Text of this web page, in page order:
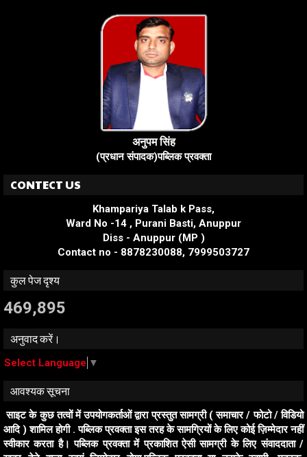
अनुपम सिंह
(प्रधान संपादक)पब्लिक प्रवक्ता
CONTECT US
Khampariya Talab k Pass,
Ward No -14 , Purani Basti, Anuppur
Diss - Anuppur (MP )
Contact no - 8878230088, 7999503727
कुल पेज दृश्य
469,895
अनुवाद करें।
Select Language ▼
आवश्यक सूचना
साइट के कुछ तत्वों में उपयोगकर्ताओं द्वारा प्रस्तुत सामग्री ( समाचार / फोटो / विडियो
आदि ) शामिल होगी . पब्लिक प्रवक्ता इस तरह के सामग्रियों के लिए कोई ज़िम्मेदार नहीं
स्वीकार करता है। पब्लिक प्रवक्ता में प्रकाशित ऐसी सामग्री के लिए संवाददाता /